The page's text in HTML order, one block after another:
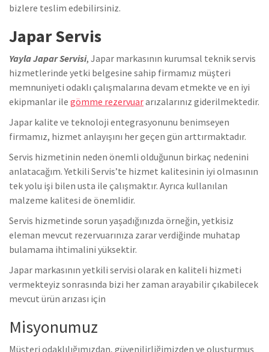
bizlere teslim edebilirsiniz.
Japar Servis
Yayla Japar Servisi, Japar markasının kurumsal teknik servis
hizmetlerinde yetki belgesine sahip firmamız müşteri
memnuniyeti odaklı çalışmalarına devam etmekte ve en iyi
ekipmanlar ile gömme rezervuararızalarınız giderilmektedir.
Japar kalite ve teknoloji entegrasyonunu benimseyen
firmamız, hizmet anlayışını her geçen gün arttırmaktadır.
Servis hizmetinin neden önemli olduğunun birkaç nedenini
anlatacağım. Yetkili Servis’te hizmet kalitesinin iyi olmasının
tek yolu işi bilen usta ile çalışmaktır. Ayrıca kullanılan
malzeme kalitesi de önemlidir.
Servis hizmetinde sorun yaşadığınızda örneğin, yetkisiz
eleman mevcut rezervuarınıza zarar verdiğinde muhatap
bulamama ihtimalini yüksektir.
Japar markasının yetkili servisi olarak en kaliteli hizmeti
vermekteyiz sonrasında bizi her zaman arayabilir çıkabilecek
mevcut ürün arızası için
Misyonumuz
Müşteri odaklılığımızdan, güvenilirliğimizden ve oluşturmuş